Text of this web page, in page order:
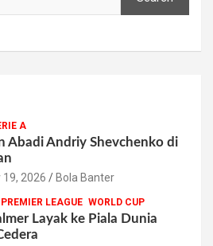
A
Abadi Andriy Shevchenko di
19, 2026 Bola Banter
LEAGUE WORLD CUP
Layak ke Piala Dunia